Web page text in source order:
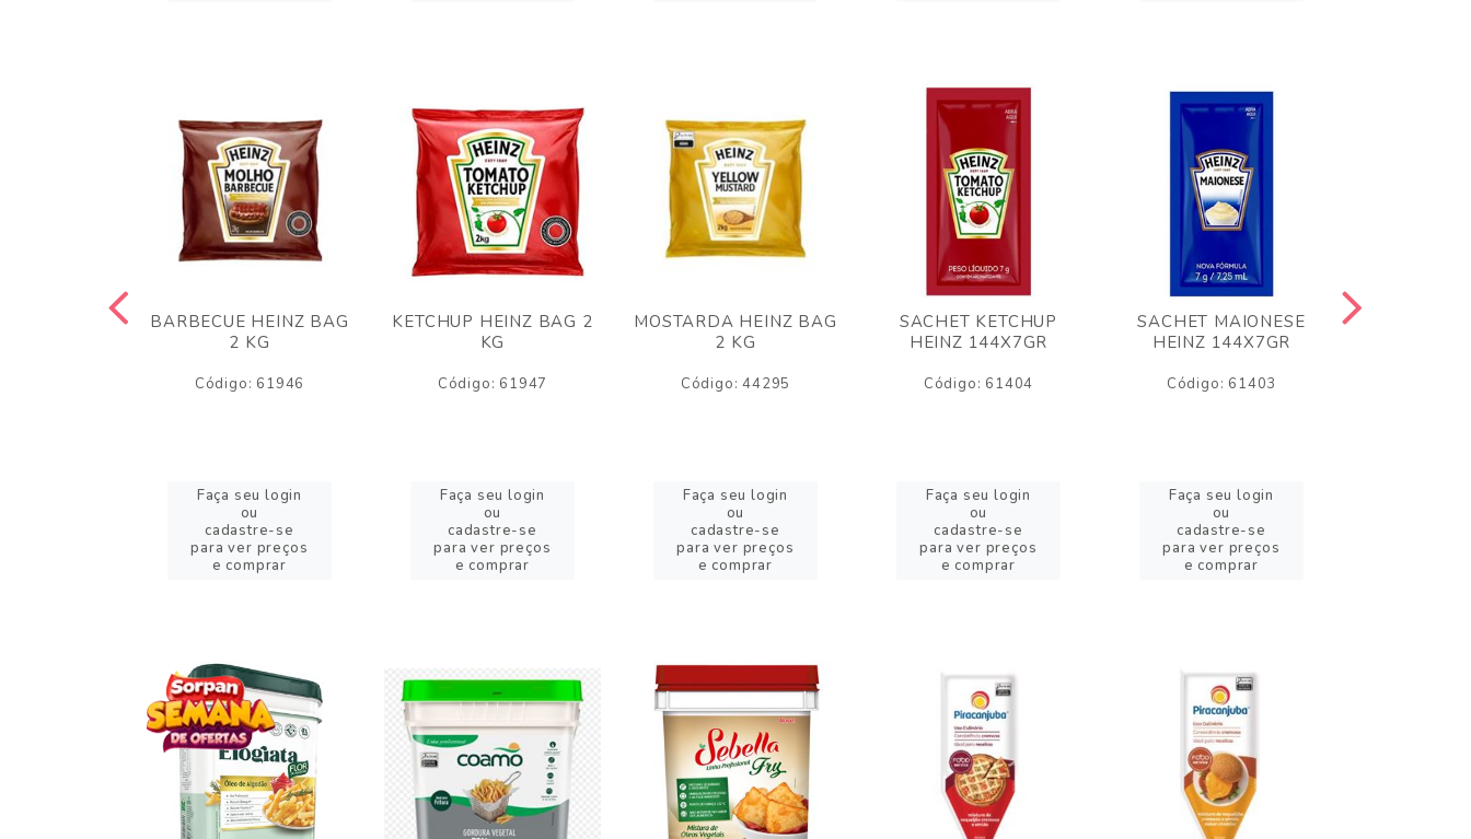
BARBECUE HEINZ BAG
2 KG
Código: 61946
Faça seu login
ou
cadastre-se
para ver preços
e comprar
KETCHUP HEINZ BAG 2
KG
Código: 61947
Faça seu login
ou
cadastre-se
para ver preços
e comprar
MOSTARDA HEINZ BAG
2 KG
Código: 44295
Faça seu login
ou
cadastre-se
para ver preços
e comprar
SACHET KETCHUP
HEINZ 144X7GR
Código: 61404
Faça seu login
ou
cadastre-se
para ver preços
e comprar
SACHET MAIONESE
HEINZ 144X7GR
Código: 61403
Faça seu login
ou
cadastre-se
para ver preços
e comprar